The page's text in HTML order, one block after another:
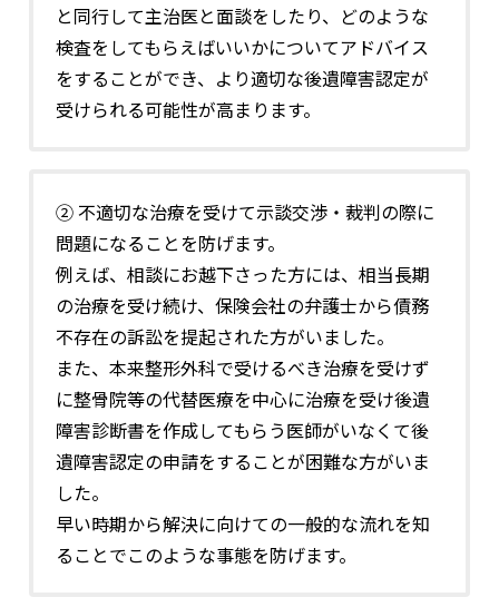
と同行して主治医と面談をしたり、どのような
検査をしてもらえばいいかについてアドバイス
をすることができ、より適切な後遺障害認定が
受けられる可能性が高まります。
② 不適切な治療を受けて示談交渉・裁判の際に
問題になることを防げます。
例えば、相談にお越下さった方には、相当長期
の治療を受け続け、保険会社の弁護士から債務
不存在の訴訟を提起された方がいました。
また、本来整形外科で受けるべき治療を受けず
に整骨院等の代替医療を中心に治療を受け後遺
障害診断書を作成してもらう医師がいなくて後
遺障害認定の申請をすることが困難な方がいま
した。
早い時期から解決に向けての一般的な流れを知
ることでこのような事態を防げます。